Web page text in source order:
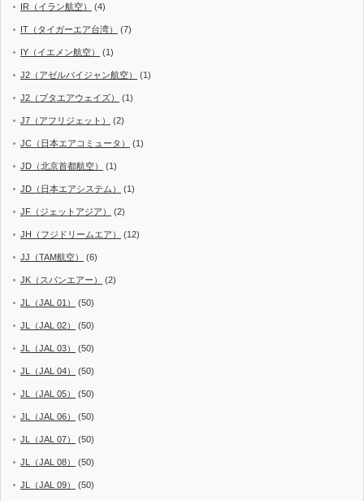
IR（イラン航空） (4)
IT（タイガーエア台湾） (7)
IY（イエメン航空） (1)
J2（アゼルバイジャン航空） (1)
J2（ブタエアウェイズ） (1)
J7（アフリジェット） (2)
JC（日本エアコミュータ） (1)
JD（北京首都航空） (1)
JD（日本エアシステム） (1)
JF（ジェットアジア） (2)
JH（フジドリームエア） (12)
JJ（TAM航空） (6)
JK（スパンエアー） (2)
JL（JAL 01） (50)
JL（JAL 02） (50)
JL（JAL 03） (50)
JL（JAL 04） (50)
JL（JAL 05） (50)
JL（JAL 06） (50)
JL（JAL 07） (50)
JL（JAL 08） (50)
JL（JAL 09） (50)